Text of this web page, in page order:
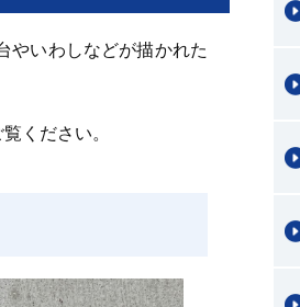
やいわしなどが描かれた
ください。